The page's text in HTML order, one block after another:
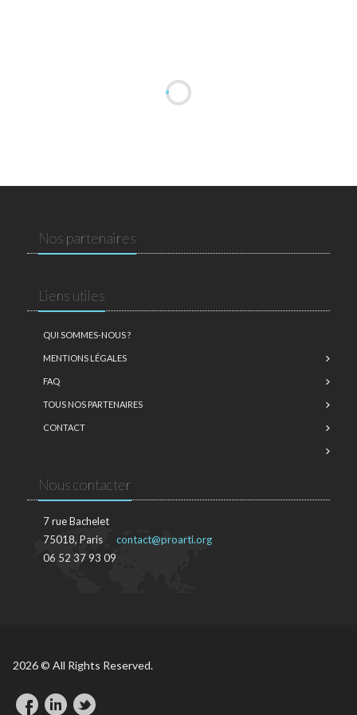
Nos partenaires
Liens utiles
QUI SOMMES-NOUS ?
MENTIONS LÉGALES
FAQ
TOUS NOS PARTENAIRES
CONTACT
Nous contacter
7 rue Bachelet
75018, Paris
06 52 37 93 09
contact@proarti.org
2026 © All Rights Reserved.